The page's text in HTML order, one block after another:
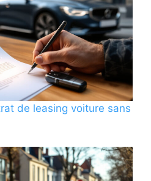
de leasing voiture sans